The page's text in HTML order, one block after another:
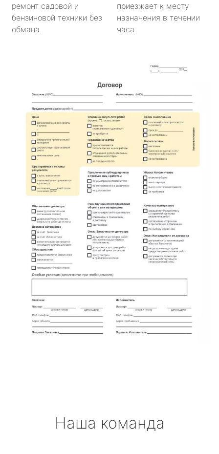
ремонт садовой и
бензиновой техники без
обмана.
приезжает к месту
назначения в течении
часа.
Наша команда